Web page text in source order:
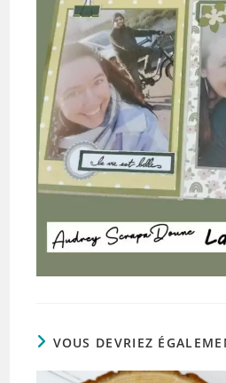
VOUS DEVRIEZ